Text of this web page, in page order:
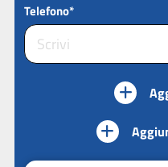
Telefono*